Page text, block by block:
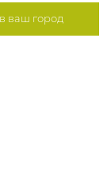
ваш город